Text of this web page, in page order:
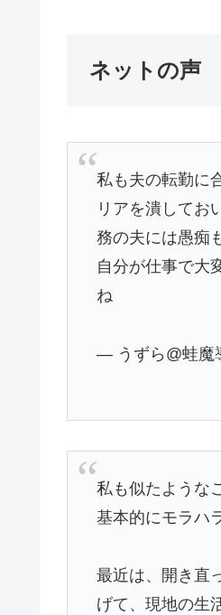
ネットの声
私も夫の転勤に
リアを潰してお
務の夫には愚痴
自分が仕事で大
ね
— うずら@蛙魔
私も似たような
基本的にモラハ
最近は、開き直
げて、現地の生